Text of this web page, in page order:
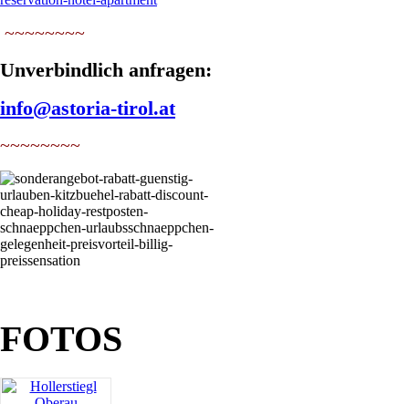
~~~~~~~~
Unverbindlich anfragen:
info@astoria-tirol.at
~~~~~~~~
FOTOS